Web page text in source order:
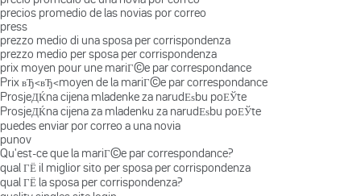
precios promedio de las novias por correo
press
prezzo medio di una sposa per corrispondenza
prezzo medio per sposa per corrispondenza
prix moyen pour une mariГ©e par correspondance
Prix вЂ‹вЂ‹moyen de la mariГ©e par correspondance
ProsjeДЌna cijena mladenke za narudЕѕbu poЕЎte
ProsjeДЌna cijena za mladenku za narudЕѕbu poЕЎte
puedes enviar por correo a una novia
punov
Qu'est-ce que la mariГ©e par correspondance?
qual ГЁ il miglior sito per sposa per corrispondenza
qual ГЁ la sposa per corrispondenza?